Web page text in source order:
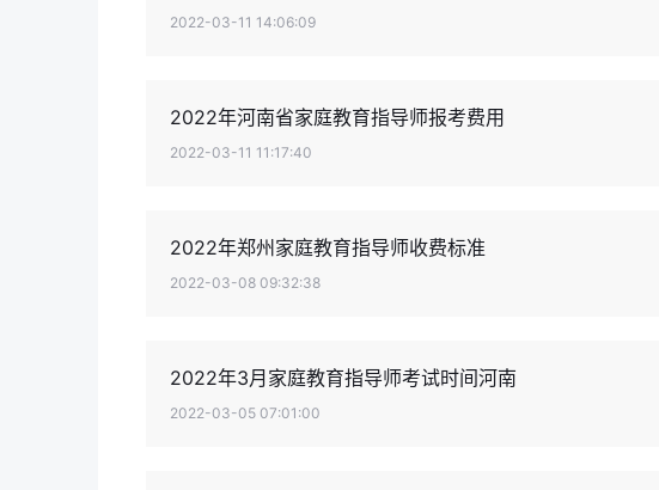
2022-03-11 14:06:09
2022年河南省家庭教育指导师报考费用
2022-03-11 11:17:40
2022年郑州家庭教育指导师收费标准
2022-03-08 09:32:38
2022年3月家庭教育指导师考试时间河南
2022-03-05 07:01:00